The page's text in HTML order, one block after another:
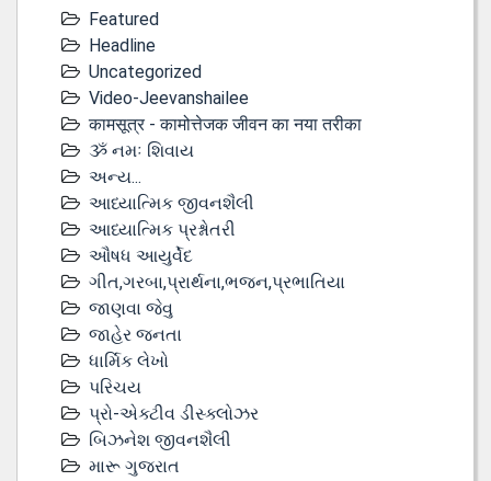
Featured
Headline
Uncategorized
Video-Jeevanshailee
कामसूत्र - कामोत्तेजक जीवन का नया तरीका
ૐ નમઃ શિવાય
અન્ય...
આધ્યાત્મિક જીવનશૈલી
આધ્યાત્મિક પ્રશ્નોતરી
ઔષધ આયુર્વેદ
ગીત,ગરબા,પ્રાર્થના,ભજન,પ્રભાતિયા
જાણવા જેવુ
જાહેર જનતા
ધાર્મિક લેખો
પરિચય
પ્રો-એક્ટીવ ડીસ્‍ક્લોઝર
બિઝનેશ જીવનશૈલી
મારૂ ગુજરાત